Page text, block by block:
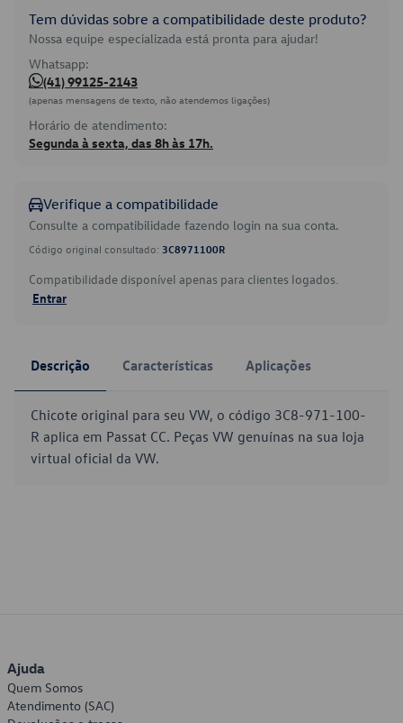
Tem dúvidas sobre a compatibilidade deste produto?
Nossa equipe especializada está pronta para ajudar!
Whatsapp:
(41) 99125-2143
(apenas mensagens de texto, não atendemos ligações)
Horário de atendimento:
Segunda à sexta, das 8h às 17h.
Verifique a compatibilidade
Consulte a compatibilidade fazendo login na sua conta.
Código original consultado: 3C8971100R
Compatibilidade disponível apenas para clientes logados.
Entrar
Descrição Características Aplicações
Chicote original para seu VW, o código 3C8-971-100-
R aplica em Passat CC. Peças VW genuínas na sua loja
virtual oficial da VW.
Ajuda
Quem Somos
Atendimento (SAC)